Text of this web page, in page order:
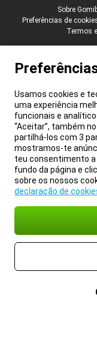
Sobre
Preferências de
Termos
Usamos cookies e
uma experiência
funcionais e
“Aceitar”, também
partilhá-los com 3
mostramos-te
teu consentimento
fundo da página e
sobre os nossos
declaração de